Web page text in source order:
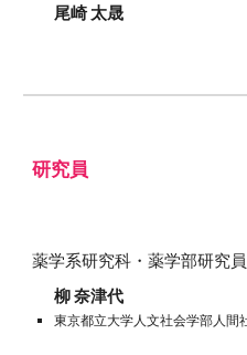
尾崎太晟
研究員
薬学系研究科・薬学部研究員
柳 奈津代
東京都立大学人文社会学部人間